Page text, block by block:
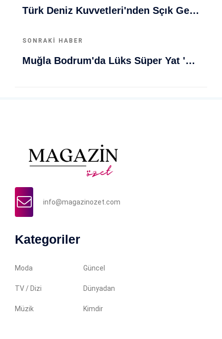
Türk Deniz Kuvvetleri'nden Sçık Gelişme: Savaş Gemisi İhracatıyla Dünya Sahnesinde Güçlü Adımlar
SONRAKI HABER
Muğla Bodrum'da Lüks Süper Yat 'Golden Odyssey' Demirledi
info@magazinozet.com
Kategoriler
Moda Güncel
TV / Dizi Dünyadan
Müzik Kimdir